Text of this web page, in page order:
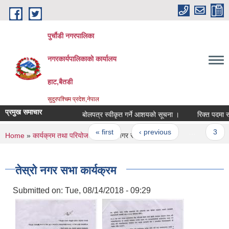
Skip to main content
पुर्चौडी नगरपालिका
नगरकार्यपालिकाकाे कार्यालय
हाट,बैतडी
सुदुरपश्चिम प्रदेश,नेपाल
प्रमुख समाचार बोलपत्र स्वीकृत गर्ने आशयको सूचना । रिक्त पदमा
Pages
« first ‹ previous
You are here
Home » कार्यक्रम तथा परियोजना » तेस्रो नगर सभा कार्यक्रम
तेस्रो नगर सभा कार्यक्रम
Submitted on: Tue, 08/14/2018 - 09:29